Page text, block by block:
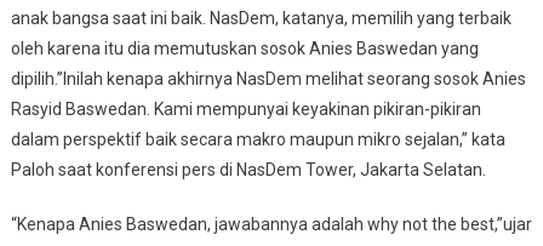
anak bangsa saat ini baik. NasDem, katanya, memilih yang terbaik
oleh karena itu dia memutuskan sosok Anies Baswedan yang
dipilih.”Inilah kenapa akhirnya NasDem melihat seorang sosok Anies
Rasyid Baswedan. Kami mempunyai keyakinan pikiran-pikiran
dalam perspektif baik secara makro maupun mikro sejalan,” kata
Paloh saat konferensi pers di NasDem Tower, Jakarta Selatan.
“Kenapa Anies Baswedan, jawabannya adalah why not the best,”ujar